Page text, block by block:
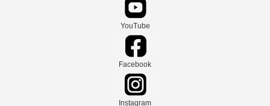
YouTube
Facebook
Instagram